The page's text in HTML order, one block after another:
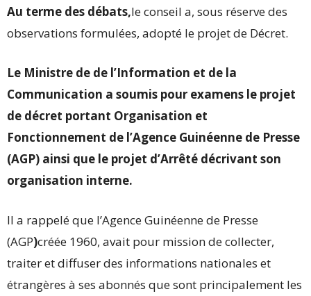
Au terme des débats,le conseil a, sous réserve des
observations formulées, adopté le projet de Décret.
Le Ministre de de l’Information et de la
Communication a soumis pour examens le projet
de décret portant Organisation et
Fonctionnement de l’Agence Guinéenne de Presse
(AGP) ainsi que le projet d’Arrêté décrivant son
organisation interne.
Il a rappelé que l’Agence Guinéenne de Presse
(AGP)créée 1960, avait pour mission de collecter,
traiter et diffuser des informations nationales et
étrangères à ses abonnés que sont principalement les